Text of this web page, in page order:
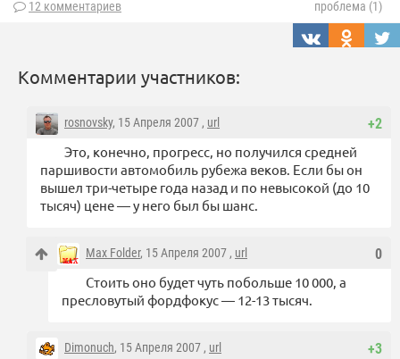
12 комментариев
проблема (1)
Комментарии участников:
+2
rosnovsky, 15 Апреля 2007 , url
Это, конечно, прогресс, но получился средней
паршивости автомобиль рубежа веков. Если бы он
вышел три-четыре года назад и по невысокой (до 10
тысяч) цене — у него был бы шанс.
0
Max Folder, 15 Апреля 2007 , url
Стоить оно будет чуть побольше 10 000, а
пресловутый фордфокус — 12-13 тысяч.
+3
Dimonuch, 15 Апреля 2007 , url